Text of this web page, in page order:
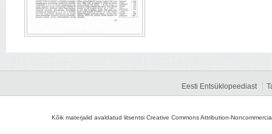
Eesti Entsüklopeediast
Kõik materjalid avaldatud litsentsi Creative Commons Attribution-